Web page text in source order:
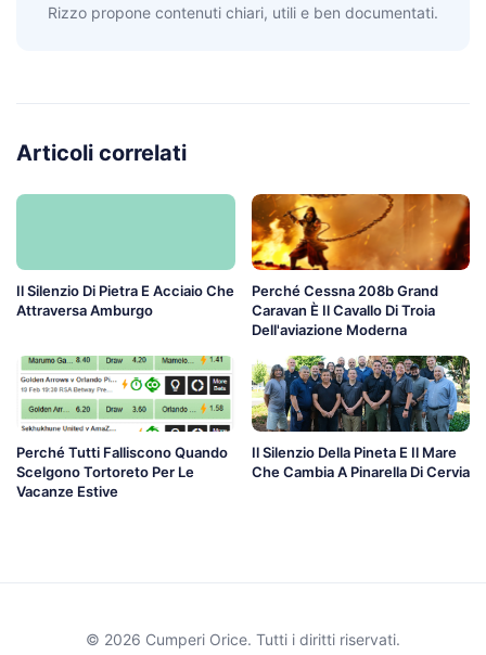
Rizzo propone contenuti chiari, utili e ben documentati.
Articoli correlati
Il Silenzio Di Pietra E Acciaio Che
Attraversa Amburgo
Perché Cessna 208b Grand
Caravan È Il Cavallo Di Troia
Dell'aviazione Moderna
Perché Tutti Falliscono Quando
Scelgono Tortoreto Per Le
Vacanze Estive
Il Silenzio Della Pineta E Il Mare
Che Cambia A Pinarella Di Cervia
© 2026 Cumperi Orice. Tutti i diritti riservati.